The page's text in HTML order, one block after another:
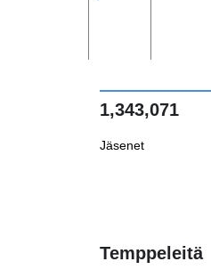
1,343,071
Jäsenet
Temppeleitä